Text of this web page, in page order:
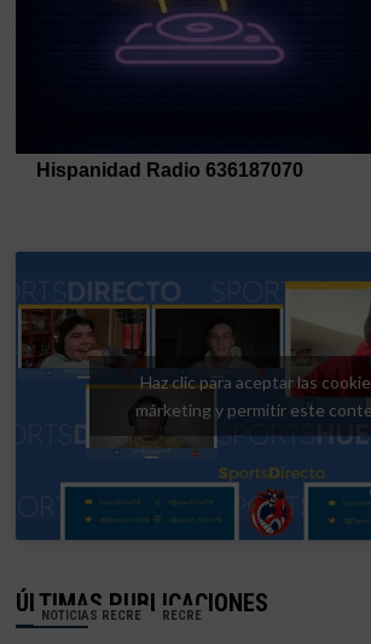
Haz clic para aceptar las
márketing y permitir este
ÚLTIMAS PUBLICACIONES
NOTICIAS RECRE RECRE